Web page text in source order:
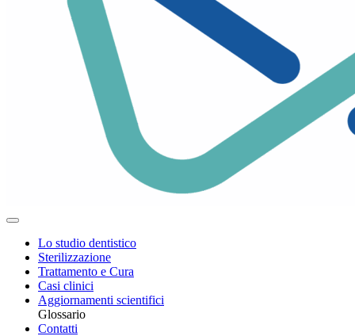
Lo studio dentistico
Sterilizzazione
Trattamento e Cura
Casi clinici
Aggiornamenti scientifici
Glossario
Contatti